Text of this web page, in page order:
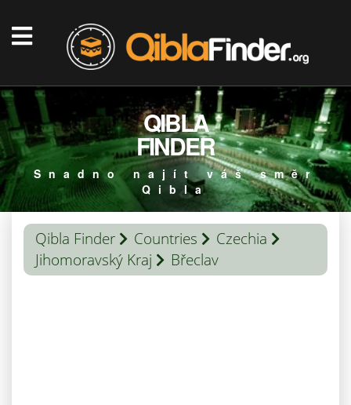
QIBLA
FINDER
Snadno najít váš směr
Qibla
Qibla Finder Countries
Czechia
Jihomoravský Kraj
Břeclav